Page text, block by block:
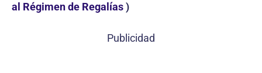
al Régimen de Regalías)
Publicidad